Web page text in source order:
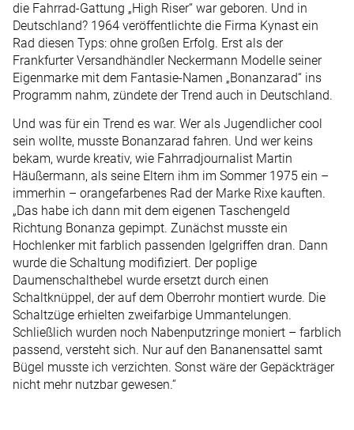
die Fahrrad-Gattung „High Riser“ war geboren. Und in
Deutschland? 1964 veröffentlichte die Firma Kynast ein
Rad diesen Typs: ohne großen Erfolg. Erst als der
Frankfurter Versandhändler Neckermann Modelle seiner
Eigenmarke mit dem Fantasie-Namen „Bonanzarad“ ins
Programm nahm, zündete der Trend auch in Deutschland.
Und was für ein Trend es war. Wer als Jugendlicher cool
sein wollte, musste Bonanzarad fahren. Und wer keins
bekam, wurde kreativ, wie Fahrradjournalist Martin
Häußermann, als seine Eltern ihm im Sommer 1975 ein –
immerhin – orangefarbenes Rad der Marke Rixe kauften.
„Das habe ich dann mit dem eigenen Taschengeld
Richtung Bonanza gepimpt. Zunächst musste ein
Hochlenker mit farblich passenden Igelgriffen dran. Dann
wurde die Schaltung modifiziert. Der poplige
Daumenschalthebel wurde ersetzt durch einen
Schaltknüppel, der auf dem Oberrohr montiert wurde. Die
Schaltzüge erhielten zweifarbige Ummantelungen.
Schließlich wurden noch Nabenputzringe moniert – farblich
passend, versteht sich. Nur auf den Bananensattel samt
Bügel musste ich verzichten. Sonst wäre der Gepäckträger
nicht mehr nutzbar gewesen.“